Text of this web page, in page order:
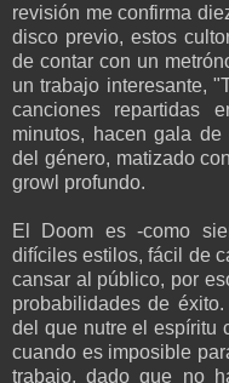
revisión me confirma
disco previo, estos
de contar con un
un trabajo interesante,
canciones repartidas
minutos, hacen gala
del género, matizado
growl profundo.
El Doom es -como
difíciles estilos, fácil de
cansar al público, por
probabilidades de
del que nutre el espíritu
cuando es imposible
trabajo, dado que no